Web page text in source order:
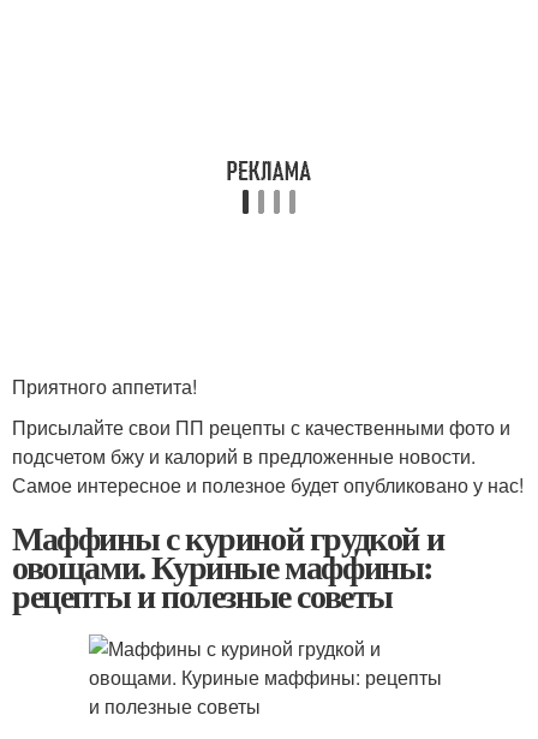
Приятного аппетита!
Присылайте свои ПП рецепты с качественными фото и
подсчетом бжу и калорий в предложенные новости.
Самое интересное и полезное будет опубликовано у нас!
Маффины с куриной грудкой и
овощами. Куриные маффины:
рецепты и полезные советы